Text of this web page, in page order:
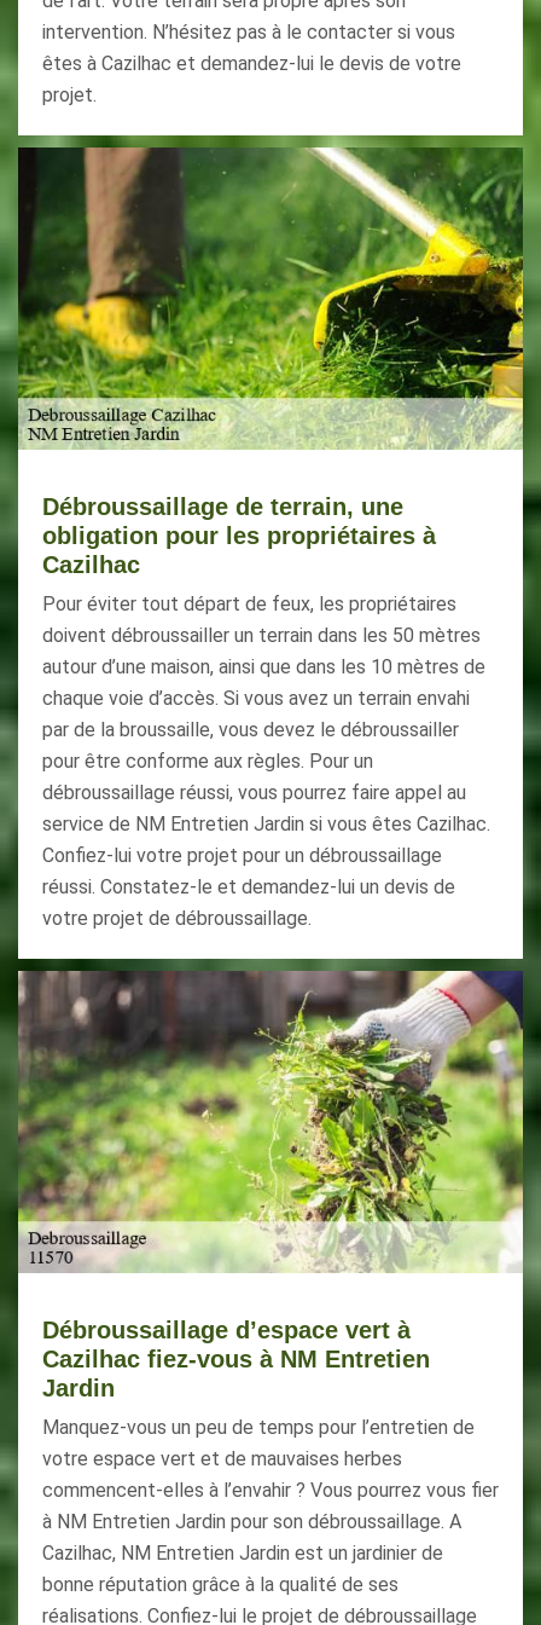
intervention. N’hésitez pas à le contacter si vous
êtes à Cazilhac et demandez-lui le devis de votre
projet.
Débroussaillage de terrain, une
obligation pour les propriétaires à
Cazilhac
Pour éviter tout départ de feux, les propriétaires
doivent débroussailler un terrain dans les 50 mètres
autour d’une maison, ainsi que dans les 10 mètres de
chaque voie d’accès. Si vous avez un terrain envahi
par de la broussaille, vous devez le débroussailler
pour être conforme aux règles. Pour un
débroussaillage réussi, vous pourrez faire appel au
service de NM Entretien Jardin si vous êtes Cazilhac.
Confiez-lui votre projet pour un débroussaillage
réussi. Constatez-le et demandez-lui un devis de
votre projet de débroussaillage.
Débroussaillage d’espace vert à
Cazilhac fiez-vous à NM Entretien
Jardin
Manquez-vous un peu de temps pour l’entretien de
votre espace vert et de mauvaises herbes
commencent-elles à l’envahir ? Vous pourrez vous fier
à NM Entretien Jardin pour son débroussaillage. A
Cazilhac, NM Entretien Jardin est un jardinier de
bonne réputation grâce à la qualité de ses
réalisations. Confiez-lui le projet de débroussaillage